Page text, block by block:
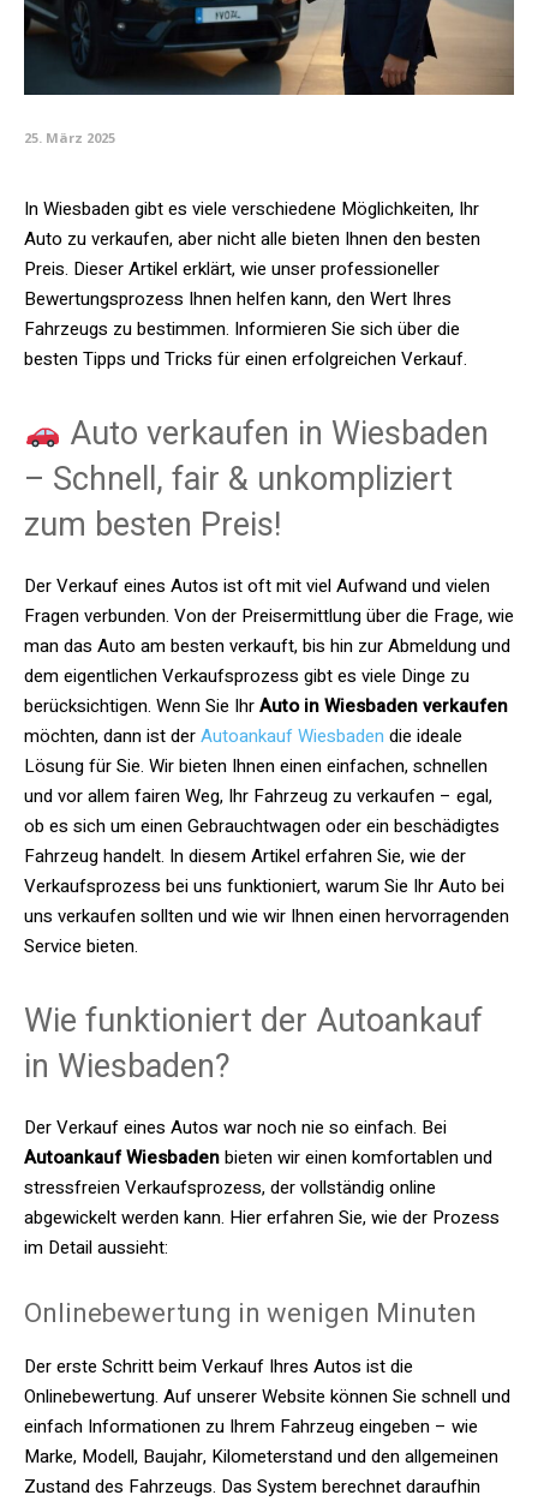
25. März 2025
In Wiesbaden gibt es viele verschiedene Möglichkeiten, Ihr
Auto zu verkaufen, aber nicht alle bieten Ihnen den besten
Preis. Dieser Artikel erklärt, wie unser professioneller
Bewertungsprozess Ihnen helfen kann, den Wert Ihres
Fahrzeugs zu bestimmen. Informieren Sie sich über die
besten Tipps und Tricks für einen erfolgreichen Verkauf.
Auto verkaufen in Wiesbaden
– Schnell, fair & unkompliziert
zum besten Preis!
Der Verkauf eines Autos ist oft mit viel Aufwand und vielen
Fragen verbunden. Von der Preisermittlung über die Frage, wie
man das Auto am besten verkauft, bis hin zur Abmeldung und
dem eigentlichen Verkaufsprozess gibt es viele Dinge zu
berücksichtigen. Wenn Sie IhrAuto in Wiesbaden verkaufen
möchten, dann ist derAutoankauf Wiesbaden die ideale
Lösung für Sie. Wir bieten Ihnen einen einfachen, schnellen
und vor allem fairen Weg, Ihr Fahrzeug zu verkaufen – egal,
ob es sich um einen Gebrauchtwagen oder ein beschädigtes
Fahrzeug handelt. In diesem Artikel erfahren Sie, wie der
Verkaufsprozess bei uns funktioniert, warum Sie Ihr Auto bei
uns verkaufen sollten und wie wir Ihnen einen hervorragenden
Service bieten.
Wie funktioniert der Autoankauf
in Wiesbaden?
Der Verkauf eines Autos war noch nie so einfach. Bei
Autoankauf Wiesbadenbieten wir einen komfortablen und
stressfreien Verkaufsprozess, der vollständig online
abgewickelt werden kann. Hier erfahren Sie, wie der Prozess
im Detail aussieht:
Onlinebewertung in wenigen Minuten
Der erste Schritt beim Verkauf Ihres Autos ist die
Onlinebewertung. Auf unserer Website können Sie schnell und
einfach Informationen zu Ihrem Fahrzeug eingeben – wie
Marke, Modell, Baujahr, Kilometerstand und den allgemeinen
Zustand des Fahrzeugs. Das System berechnet daraufhin